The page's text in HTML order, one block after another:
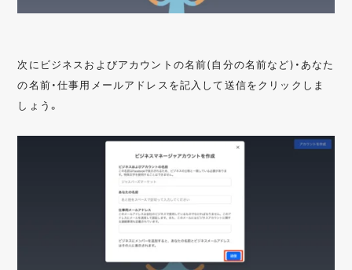
次にビジネスおよびアカウントの名前(自分の名前など)・あなた
の名前・仕事用メールアドレスを記入して送信をクリックしま
しょう。